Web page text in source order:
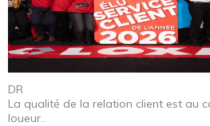
DR
La qualité de la relation client est au
loueur..